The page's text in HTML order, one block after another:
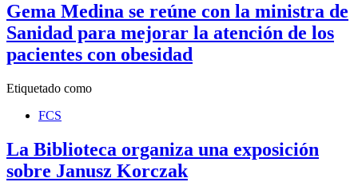
Gema Medina se reúne con la ministra de
Sanidad para mejorar la atención de los
pacientes con obesidad
Etiquetado como
FCS
La Biblioteca organiza una exposición
sobre Janusz Korczak